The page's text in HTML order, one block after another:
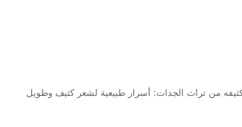
من تراث الجدات: أسرار طبيعية لشعر كثيف وطويل